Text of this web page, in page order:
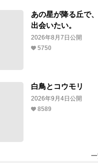
あの星が降る丘で
出会いたい。
2026年8月7日公開
5750
白鳥とコウモリ
2026年9月4日公開
8589